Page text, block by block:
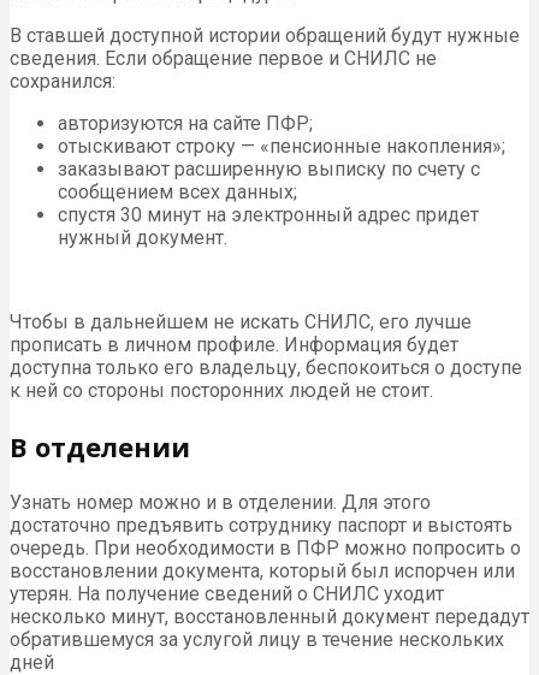
В ставшей доступной истории обращений будут нужные
сведения. Если обращение первое и СНИЛС не
сохранился:
авторизуются на сайте ПФР;
отыскивают строку — «пенсионные накопления»;
заказывают расширенную выписку по счету с
сообщением всех данных;
спустя 30 минут на электронный адрес придет
нужный документ.
Чтобы в дальнейшем не искать СНИЛС, его лучше
прописать в личном профиле. Информация будет
доступна только его владельцу, беспокоиться о доступе
к ней со стороны посторонних людей не стоит.
В отделении
Узнать номер можно и в отделении. Для этого
достаточно предъявить сотруднику паспорт и выстоять
очередь. При необходимости в ПФР можно попросить о
восстановлении документа, который был испорчен или
утерян. На получение сведений о СНИЛС уходит
несколько минут, восстановленный документ передадут
обратившемуся за услугой лицу в течение нескольких
дней